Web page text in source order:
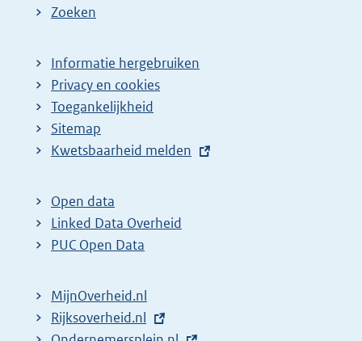
Zoeken
Informatie hergebruiken
Privacy en cookies
Toegankelijkheid
Sitemap
E
t
e
r
l
i
Kwetsbaarheid melden
Open data
Linked Data Overheid
PUC Open Data
MijnOverheid.nl
E
Rijksoverheid.nl